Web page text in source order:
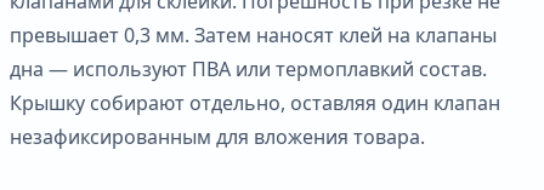
превышает 0,3 мм. Затем наносят клей на клапаны
дна — используют ПВА или термоплавкий состав.
Крышку собирают отдельно, оставляя один клапан
незафиксированным для вложения товара.